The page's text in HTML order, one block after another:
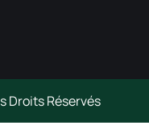
Droits Réservés